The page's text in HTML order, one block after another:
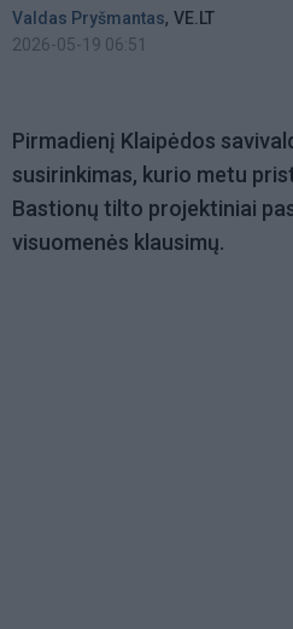
Valdas Pryšmantas, VE.LT
2026-05-19 06:51
Pirmadienį Klaipėdos
susirinkimas, kurio metu
Bastionų tilto projektiniai
visuomenės klausimų.